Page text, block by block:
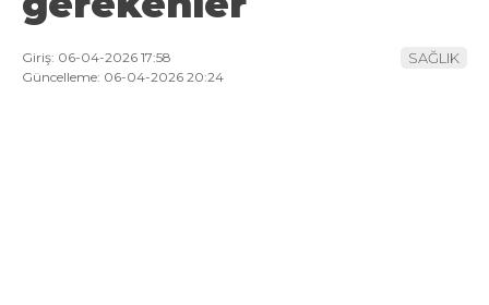
AKTÜEL
Giriş: 06-04-2026 17:58
Güncelleme: 06-04-2026 20:24
SAĞLIK